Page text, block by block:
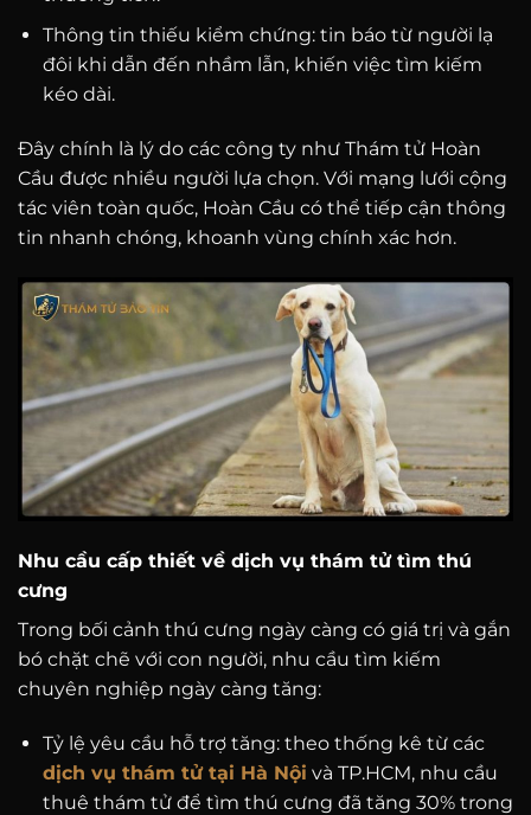
Thông tin thiếu kiểm chứng: tin báo từ người lạ
đôi khi dẫn đến nhầm lẫn, khiến việc tìm kiếm
kéo dài.
Đây chính là lý do các công ty như Thám tử Hoàn
Cầu được nhiều người lựa chọn. Với mạng lưới cộng
tác viên toàn quốc, Hoàn Cầu có thể tiếp cận thông
tin nhanh chóng, khoanh vùng chính xác hơn.
Nhu cầu cấp thiết về dịch vụ thám tử tìm thú
cưng
Trong bối cảnh thú cưng ngày càng có giá trị và gắn
bó chặt chẽ với con người, nhu cầu tìm kiếm
chuyên nghiệp ngày càng tăng:
Tỷ lệ yêu cầu hỗ trợ tăng: theo thống kê từ các
dịch vụ thám tử tại Hà Nội và TP.HCM, nhu cầu
thuê thám tử để tìm thú cưng đã tăng 30% trong